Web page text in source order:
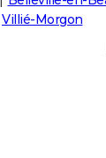
Villié-Morgon